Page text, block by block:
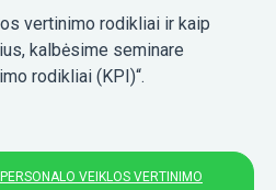
vertinimo rodikliai ir kaip
kalbėsime seminare
rodikliai (KPI)“.
VEIKLOS VERTINIMO